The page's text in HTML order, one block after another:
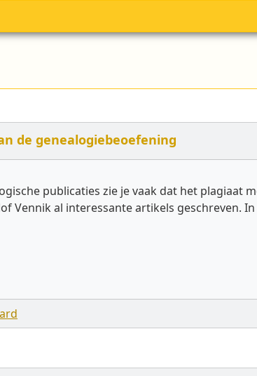
de genealogiebeoefening
publicaties zie je vaak dat het plagiaat
Vennik al interessante artikels